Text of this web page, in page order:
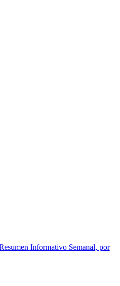
Informativo Semanal, por